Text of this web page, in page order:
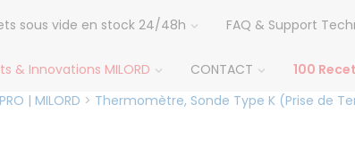
sous vide en stock 24/48h FAQ & Support
& Innovations MILORD CONTACT 100
| MILORD > Thermomètre, Sonde Type K (Prise de